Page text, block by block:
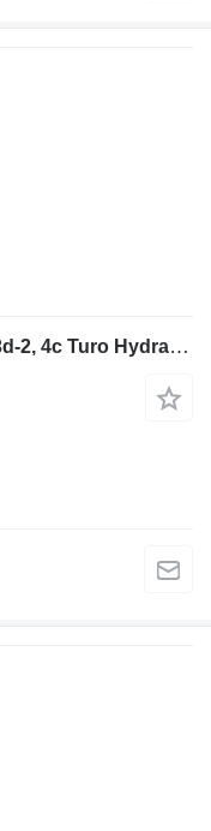
Карданный вал JCB 3cx, 3cx-4, 3d-2, 4c Turo Hydraulic Pump Drive Shaft 32mm 914/35 914/35000 для экскаватора-погрузчика JCB JCB 3CX